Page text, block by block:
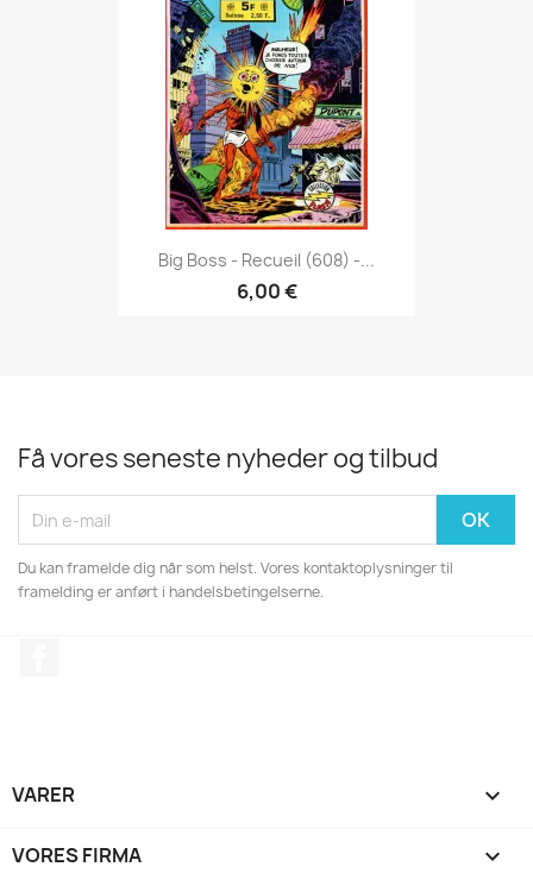
Big Boss - Recueil (608) -...
6,00 €
Få vores seneste nyheder og tilbud
Du kan framelde dig når som helst. Vores kontaktoplysninger til
framelding er anført i handelsbetingelserne.
VARER 
VORES FIRMA 